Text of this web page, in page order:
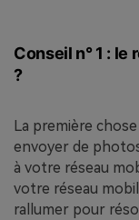
Conseil n° 1 :
?
La première
envoyer de
à votre réseau
votre réseau
rallumer pour